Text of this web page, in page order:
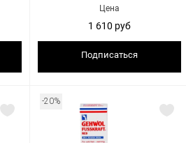
Цена
1 610 руб
Подписаться
-20%